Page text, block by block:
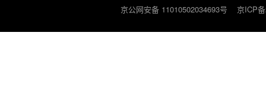
京公网安备 11010502034693号
京ICP